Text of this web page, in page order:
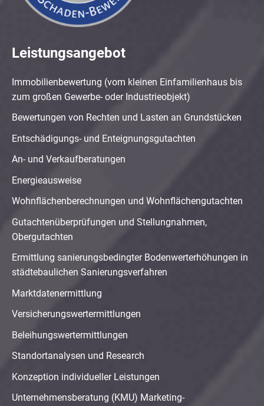
Leistungsangebot
Immobilienbewertung (vom kleinen Einfamilienhaus bis
zum großen Gewerbe- oder Industrieobjekt)
Bewertungen von Rechten und Lasten an Grundstücken
Entschädigungs- und Enteignungsgutachten
An- und Verkaufberatungen
Energieausweise
Wohnflächenberechnungen und Wohnflächengutachten
Gutachtenüberprüfungen und Stellungnahmen,
Obergutachten
Ermittlung sanierungsbedingter Bodenwerterhöhungen in
städtebaulichen Sanierungsverfahren
Marktdatenermittlung
Versicherungswertermittlungen
Beleihungswertermittlungen
Standortanalysen und Research
Konzeption individueller Leistungen
Unternehmensberatung (KMU) Marketing-